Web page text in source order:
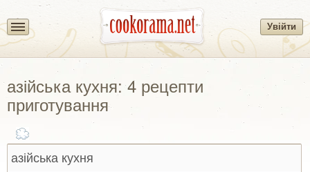
Увійти
азійська кухня: 4 рецепти
приготування